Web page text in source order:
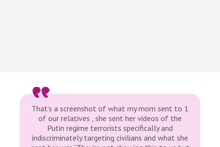
That’s a screenshot of what my mom sent to 1
of our relatives , she sent her videos of the
Putin regime terrorists specifically and
indiscriminately targeting civilians and what she